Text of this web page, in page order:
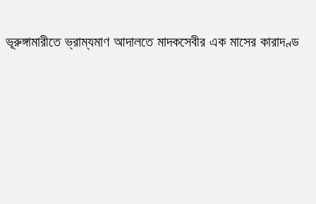
ভূরুঙ্গামারীতে ভ্রাম্যমাণ আদালতে মাদকসেবীর এক মাসের কারাদণ্ড